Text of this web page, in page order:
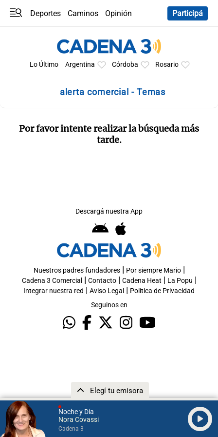
Noche y Día
Nora Covassi
Cadena 3
Elegí tu emisora
Deportes Caminos
Opinión
Participá
Lo Último Argentina Córdoba Rosario
alerta comercial - Temas
Por favor intente realizar la búsqueda más
tarde.
Descargá nuestra App
Nuestros padres fundadores| Por siempre Mario|
Cadena 3 Comercial | Contacto| Cadena Heat | La Popu |
Integrar nuestra red | Aviso Legal | Política de Privacidad
Seguinos en